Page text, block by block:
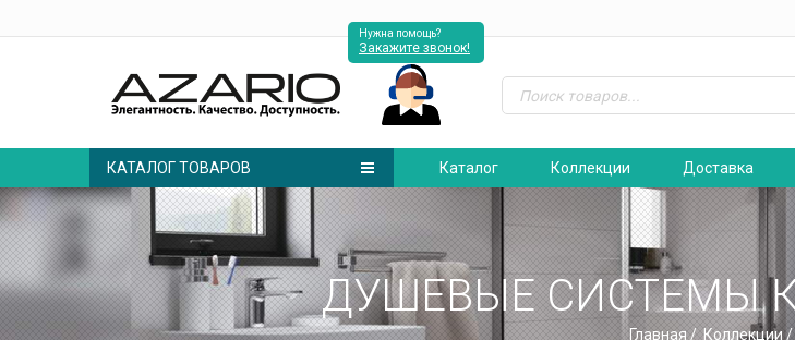
Нужна помощь?
Закажите звонок!
КАТАЛОГ ТОВАРОВ Каталог Коллекции Доставка
ДУШЕВЫЕ СИСТЕМЫ
Главная / Коллекции /